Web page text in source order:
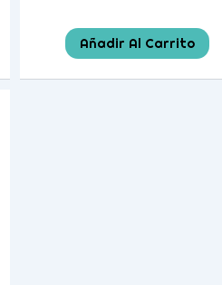
Añadir Al Carrito